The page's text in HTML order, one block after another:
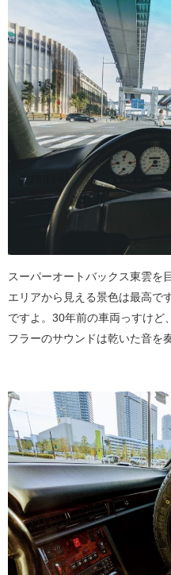
スーパーオートバックス東雲を
エリアから見える景色は最高で
ですよ。30年前の車両っすけど
フラーのサウンドは乾いた音を